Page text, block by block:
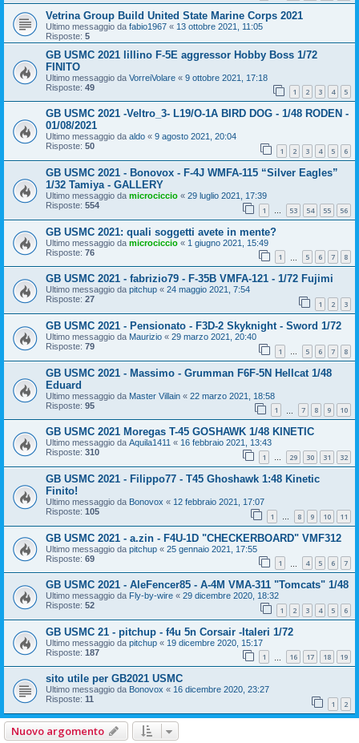
Vetrina Group Build United State Marine Corps 2021
Ultimo messaggio da fabio1967 « 13 ottobre 2021, 11:05
Risposte: 5
GB USMC 2021 lillino F-5E aggressor Hobby Boss 1/72
FINITO
Ultimo messaggio da VorreiVolare « 9 ottobre 2021, 17:18
Risposte: 49 1 2 3 4 5
GB USMC 2021 -Veltro_3- L19/O-1A BIRD DOG - 1/48 RODEN -
01/08/2021
Ultimo messaggio da aldo « 9 agosto 2021, 20:04
Risposte: 50 1 2 3 4 5 6
GB USMC 2021 - Bonovox - F-4J WMFA-115 “Silver Eagles”
1/32 Tamiya - GALLERY
Ultimo messaggio da microciccio « 29 luglio 2021, 17:39
Risposte: 554 1 … 53 54 55 56
GB USMC 2021: quali soggetti avete in mente?
Ultimo messaggio da microciccio « 1 giugno 2021, 15:49
Risposte: 76 1 5 6 7 8
GB USMC 2021 - fabrizio79 - F-35B VMFA-121 - 1/72 Fujimi
Ultimo messaggio da pitchup « 24 maggio 2021, 7:54
Risposte: 27 1 2 3
GB USMC 2021 - Pensionato - F3D-2 Skyknight - Sword 1/72
Ultimo messaggio da Maurizio « 29 marzo 2021, 20:40
Risposte: 79 1 … 5 6 7 8
GB USMC 2021 - Massimo - Grumman F6F-5N Hellcat 1/48
Eduard
Ultimo messaggio da Master Villain « 22 marzo 2021, 18:58
Risposte: 95 1 7 8 9 10
GB USMC 2021 Moregas T-45 GOSHAWK 1/48 KINETIC
Ultimo messaggio da Aquila1411 « 16 febbraio 2021, 13:43
Risposte: 310 1 … 29 30 31 32
GB USMC 2021 - Filippo77 - T45 Ghoshawk 1:48 Kinetic
Finito!
Ultimo messaggio da Bonovox « 12 febbraio 2021, 17:07
Risposte: 105 1 8 9 10 11
GB USMC 2021 - a.zin - F4U-1D "CHECKERBOARD" VMF312
Ultimo messaggio da pitchup « 25 gennaio 2021, 17:55
Risposte: 69 1 4 5 6 7
GB USMC 2021 - AleFencer85 - A-4M VMA-311 "Tomcats" 1/48
Ultimo messaggio da Fly-by-wire « 29 dicembre 2020, 18:32
Risposte: 52 1 2 3 4 5 6
GB USMC 21 - pitchup - f4u 5n Corsair -Italeri 1/72
Ultimo messaggio da pitchup « 19 dicembre 2020, 15:17
Risposte: 187 1 16 17 18 19
sito utile per GB2021 USMC
Ultimo messaggio da Bonovox « 16 dicembre 2020, 23:27
Risposte: 11 1 2
Nuovo argomento